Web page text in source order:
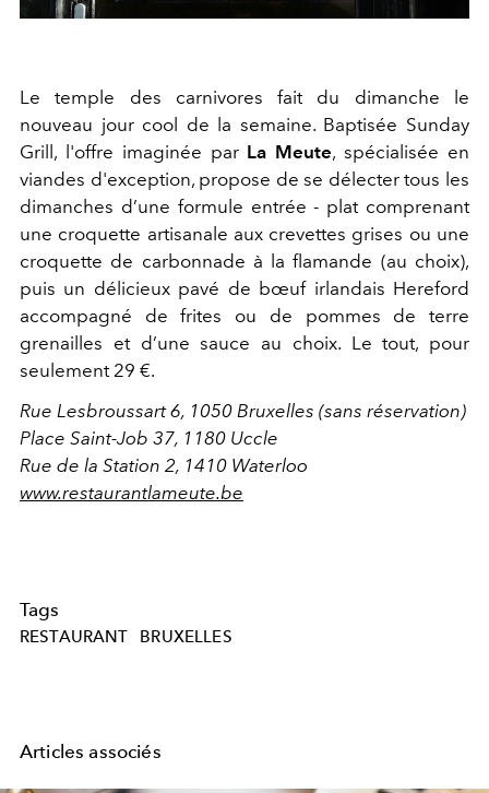
Le temple des carnivores fait du dimanche le
nouveau jour cool de la semaine. Baptisée Sunday
Grill, l'offre imaginée parLa Meute, spécialisée en
viandes d'exception, propose dese délecter tous les
dimanches d’une formule entrée - plat comprenant
une croquette artisanale aux crevettes grises ou une
croquette de carbonnade à la flamande (au choix),
puis un délicieux pavé de bœuf irlandais Hereford
accompagné de frites ou de pommes de terre
grenailles et d’une sauce au choix. Le tout, pour
seulement 29 €.
Rue Lesbroussart 6, 1050 Bruxelles (sans réservation)
Place Saint-Job 37, 1180 Uccle
Rue de la Station 2, 1410 Waterloo
www.restaurantlameute.be
Tags
RESTAURANT BRUXELLES
Articles associés